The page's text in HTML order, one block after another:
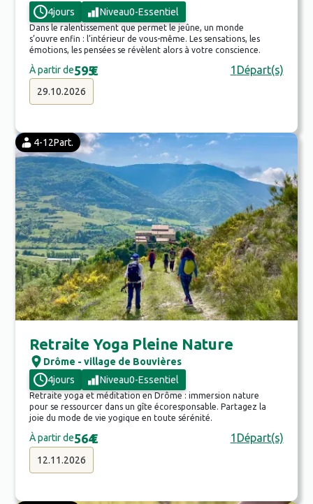
4jours Niveau0-Essentiel
Dans le ralentissement que permet le jeûne, un monde
s’ouvre enfin : l’intérieur de vous-même. Les sensations, les
émotions, les pensées se révèlent alors à votre conscience.
À partir de595€ 1 Départ(s)
29.10.2026
4-12Part.
Retraite Yoga Pleine Nature
Drôme - village de Bouvières
4jours Niveau0-Essentiel
Retraite yoga et méditation en Drôme : immersion nature
pour se ressourcer dans un gîte écoresponsable. Partagez la
joie du mode de vie yogique en toute sérénité.
À partir de564€ 1 Départ(s)
12.11.2026